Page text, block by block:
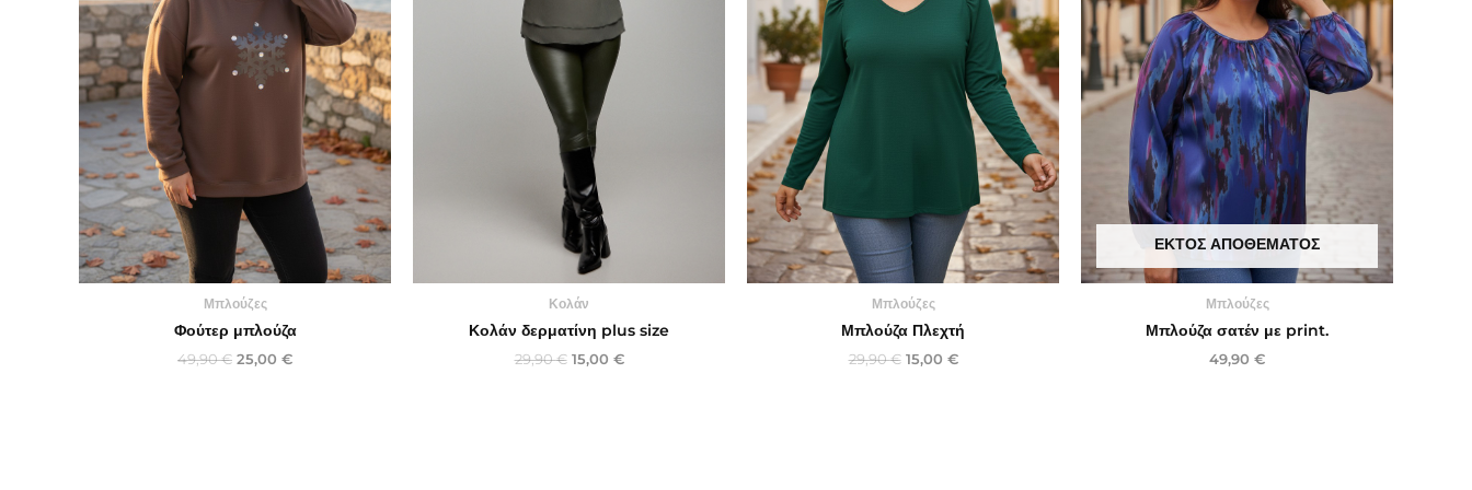
Μπλούζες
Φούτερ μπλούζα
49,90€ 25,00 €
Κολάν
Κολάν δερματίνη plus size
29,90€ 15,00 €
Μπλούζες
Μπλούζα Πλεχτή
29,90€ 15,00 €
ΕΚΤΌΣ ΑΠΟΘΈΜΑΤΟΣ
Μπλούζες
Μπλούζα σατέν με print.
49,90 €